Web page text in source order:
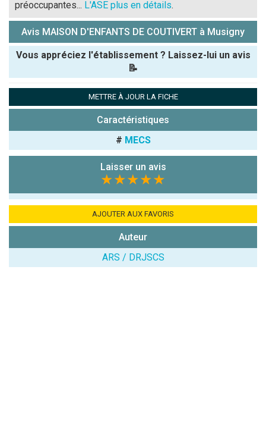
préoccupantes... L'ASE plus en détails.
Avis MAISON D'ENFANTS DE COUTIVERT à Musigny
Vous appréciez l'établissement ? Laissez-lui un avis
📝
Note que vous souhaitez attribuer :
Antispam -
chiffres) :
l'établissement
METTRE À JOUR LA FICHE
Caractéristiques
# MECS
Laisser un avis
★★★★★
AJOUTER AUX FAVORIS
Auteur
ARS / DRJSCS